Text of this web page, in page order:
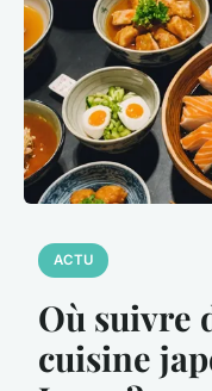
ACTU
Où suivre
cuisine